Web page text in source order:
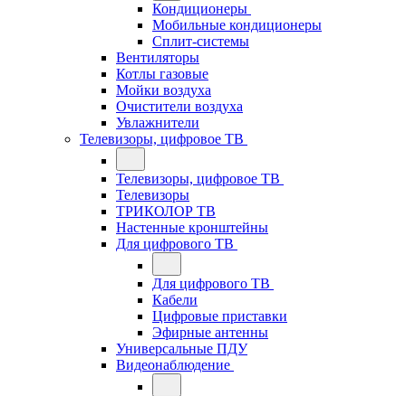
Кондиционеры
Мобильные кондиционеры
Сплит-системы
Вентиляторы
Котлы газовые
Мойки воздуха
Очистители воздуха
Увлажнители
Телевизоры, цифровое ТВ
Телевизоры, цифровое ТВ
Телевизоры
ТРИКОЛОР ТВ
Настенные кронштейны
Для цифрового ТВ
Для цифрового ТВ
Кабели
Цифровые приставки
Эфирные антенны
Универсальные ПДУ
Видеонаблюдение